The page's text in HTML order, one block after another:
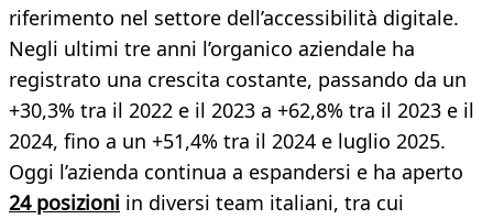
riferimento nel settore dell’accessibilità digitale.
Negli ultimi tre anni l’organico aziendale ha
registrato una crescita costante, passando da un
+30,3% tra il 2022 e il 2023 a +62,8% tra il 2023 e il
2024, fino a un +51,4% tra il 2024 e luglio 2025.
Oggi l’azienda continua a espandersi e ha aperto
24 posizioni in diversi team italiani, tra cui